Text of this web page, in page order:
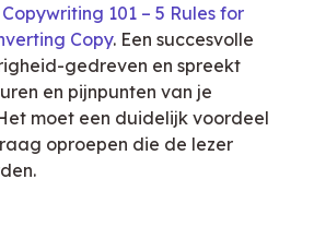
101 – 5 Rules for
Copy. Een succesvolle
gedreven en spreekt
en pijnpunten van je
moet een duidelijk voordeel
oproepen die de lezer